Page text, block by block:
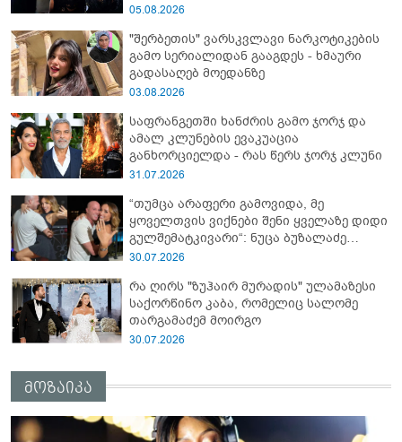
05.08.2026
"შერბეთის" ვარსკვლავი ნარკოტიკების
გამო სერიალიდან გააგდეს - ხმაური
გადასაღებ მოედანზე
03.08.2026
საფრანგეთში ხანძრის გამო ჯორჯ და
ამალ კლუნების ევაკუაცია
განხორციელდა - რას წერს ჯორჯ კლუნი
31.07.2026
“თუმცა არაფერი გამოვიდა, მე
ყოველთვის ვიქნები შენი ყველაზე დიდი
გულშემატკივარი“: ნუცა ბუზალაძე
რჩეულს დაშორდა?
30.07.2026
რა ღირს "ზუჰაირ მურადის" ულამაზესი
საქორწინო კაბა, რომელიც სალომე
თარგამაძემ მოირგო
30.07.2026
მოზაიკა